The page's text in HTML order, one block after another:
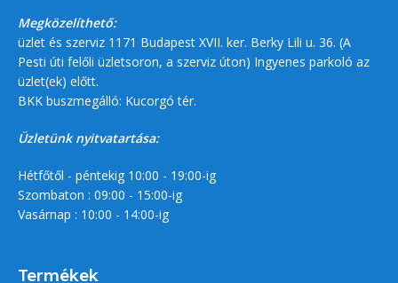
Megközelíthető:
üzlet és szerviz 1171 Budapest XVII. ker. Berky Lili u. 36. (A
Pesti úti felőli üzletsoron, a szerviz úton) Ingyenes parkoló az
üzlet(ek) előtt.
BKK buszmegálló: Kucorgó tér.
Üzletünk nyitvatartása:
Hétfőtől - péntekig 10:00 - 19:00-ig
Szombaton : 09:00 - 15:00-ig
Vasárnap : 10:00 - 14:00-ig
Termékek